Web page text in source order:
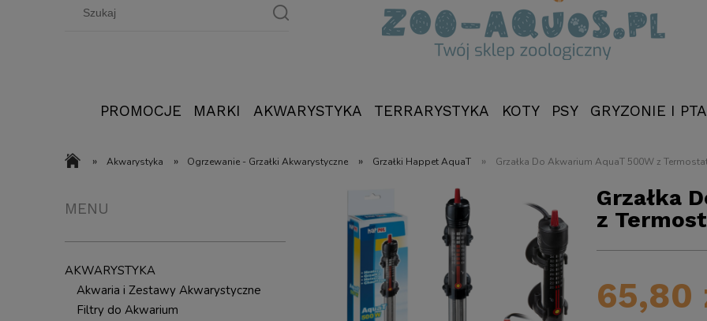
PROMOCJE MARKI AKWARYSTYKA TERRARYSTYKA KOTY PSY GRYZONIE I
NOWOŚCI
» Akwarystyka » Ogrzewanie - Grzałki Akwarystyczne » Grzałki Happet AquaT » Grzałka Do Akwarium AquaT 500W z
MENU
AKWARYSTYKA
Akwaria i Zestawy Akwarystyczne
Filtry do Akwarium
Grzałka
z
65,80